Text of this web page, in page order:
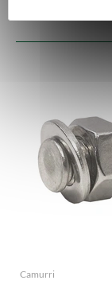
Camurri